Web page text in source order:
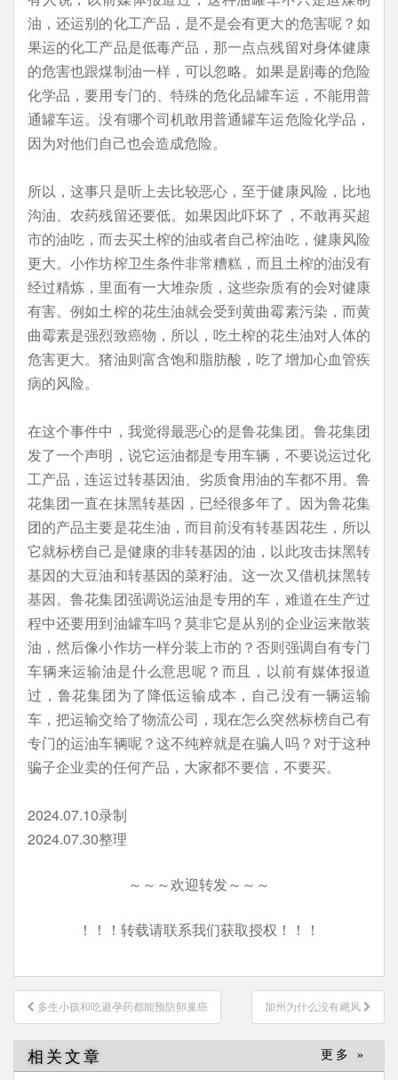
油，还运别的化工产品，是不是会有更大的危害呢？如
果运的化工产品是低毒产品，那一点点残留对身体健康
的危害也跟煤制油一样，可以忽略。如果是剧毒的危险
化学品，要用专门的、特殊的危化品罐车运，不能用普
通罐车运。没有哪个司机敢用普通罐车运危险化学品，
因为对他们自己也会造成危险。
所以，这事只是听上去比较恶心，至于健康风险，比地
沟油、农药残留还要低。如果因此吓坏了，不敢再买超
市的油吃，而去买土榨的油或者自己榨油吃，健康风险
更大。小作坊榨卫生条件非常糟糕，而且土榨的油没有
经过精炼，里面有一大堆杂质，这些杂质有的会对健康
有害。例如土榨的花生油就会受到黄曲霉素污染，而黄
曲霉素是强烈致癌物，所以，吃土榨的花生油对人体的
危害更大。猪油则富含饱和脂肪酸，吃了增加心血管疾
病的风险。
在这个事件中，我觉得最恶心的是鲁花集团。鲁花集团
发了一个声明，说它运油都是专用车辆，不要说运过化
工产品，连运过转基因油、劣质食用油的车都不用。鲁
花集团一直在抹黑转基因，已经很多年了。因为鲁花集
团的产品主要是花生油，而目前没有转基因花生，所以
它就标榜自己是健康的非转基因的油，以此攻击抹黑转
基因的大豆油和转基因的菜籽油。这一次又借机抹黑转
基因。鲁花集团强调说运油是专用的车，难道在生产过
程中还要用到油罐车吗？莫非它是从别的企业运来散装
油，然后像小作坊一样分装上市的？否则强调自有专门
车辆来运输油是什么意思呢？而且，以前有媒体报道
过，鲁花集团为了降低运输成本，自己没有一辆运输
车，把运输交给了物流公司，现在怎么突然标榜自己有
专门的运油车辆呢？这不纯粹就是在骗人吗？对于这种
骗子企业卖的任何产品，大家都不要信，不要买。
2024.07.10录制
2024.07.30整理
～～～欢迎转发～～～
！！！转载请联系我们获取授权！！！
文
章
导
航
多生小孩和吃避孕药都能预防卵巢癌 加州为什么没有飓风
相关文章 更多 »